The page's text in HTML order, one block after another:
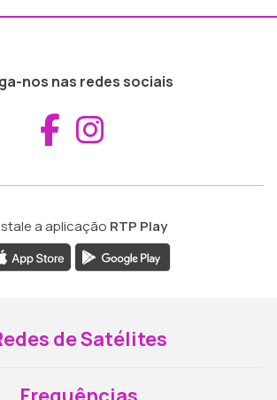
nos nas redes sociais
Aceder ao
a aplicação RTP Play
de Satélites